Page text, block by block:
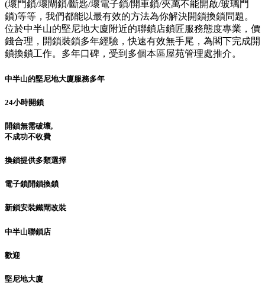
(壞門鎖/壞閘鎖/斷匙/壞電子鎖/開車鎖/夾萬不能開啟/玻璃門
鎖)等等，我們都能以最有效的方法為你解決開鎖換鎖問題。
位於中半山的堅尼地大廈附近的聯鎖店鎖匠服務態度專業，價
錢合理，開鎖裝鎖多年經驗，快速有效無手尾，為閣下完成開
鎖換鎖工作。多年口碑，受到多個本區屋苑管理處推介。
中半山的堅尼地大廈服務多年
24小時開鎖
開鎖無需破壞,
不成功不收費
換鎖提供多類選擇
電子鎖開鎖換鎖
新鎖安裝鐵閘改裝
中半山聯鎖店
歡迎
堅尼地大廈